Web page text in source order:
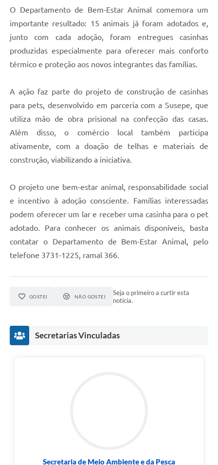
O Departamento de Bem-Estar Animal comemora um
importante resultado: 15 animais já foram adotados e,
junto com cada adoção, foram entregues casinhas
produzidas especialmente para oferecer mais conforto
térmico e proteção aos novos integrantes das famílias.
A ação faz parte do projeto de construção de casinhas
para pets, desenvolvido em parceria com a Susepe, que
utiliza mão de obra prisional na confecção das casas.
Além disso, o comércio local também participa
ativamente, com a doação de telhas e materiais de
construção, viabilizando a iniciativa.
O projeto une bem-estar animal, responsabilidade social
e incentivo à adoção consciente. Famílias interessadas
podem oferecer um lar e receber uma casinha para o pet
adotado. Para conhecer os animais disponíveis, basta
contatar o Departamento de Bem-Estar Animal, pelo
telefone 3731-1225, ramal 366.
GOSTEI NÃO GOSTEI
Seja o primeiro a curtir esta
notícia.
Secretarias Vinculadas
Secretaria de Meio Ambiente e da Pesca